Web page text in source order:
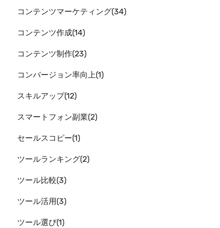
コンテンツマーケティング 34
コンテンツ作成 14
コンテンツ制作 23
コンバージョン率向上 1
スキルアップ 12
スマートフォン副業 2
セールスコピー 1
ツールランキング 2
ツール比較 3
ツール活用 3
ツール選び 1